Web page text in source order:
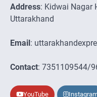
Address: Kidwai Nagar
Uttarakhand
Email:
Contact: 7351109544/
YouTube